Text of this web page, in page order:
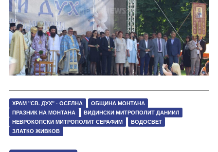
ХРАМ "СВ. ДУХ" - ОСЕЛНА
ОБЩИНА МОНТАНА
ПРАЗНИК НА МОНТАНА
ВИДИНСКИ МИТРОПОЛИТ ДАНИИЛ
НЕВРОКОПСКИ МИТРОПОЛИТ СЕРАФИМ
ВОДОСВЕТ
ЗЛАТКО ЖИВКОВ